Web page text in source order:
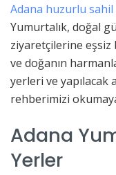
Adana huzurlu sahil
Yumurtalık, doğal
ziyaretçilerine
ve doğanın
yerleri ve
rehberimizi
Adana
Yerler